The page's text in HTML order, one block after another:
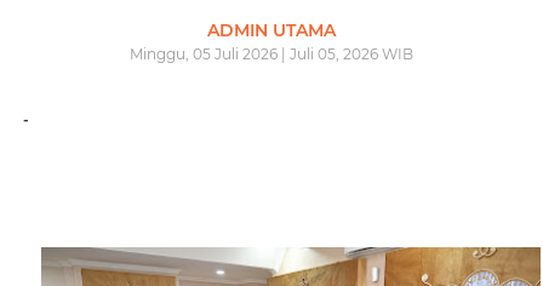
ADMIN UTAMA
Minggu, 05 Juli 2026 | Juli 05, 2026 WIB
-